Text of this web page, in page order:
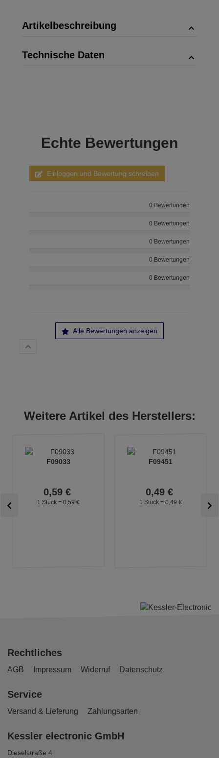
Artikelbeschreibung
Technische Daten
Echte Bewertungen
Einloggen und Bewertung schreiben
0 Bewertungen
0 Bewertungen
0 Bewertungen
0 Bewertungen
0 Bewertungen
Alle Bewertungen anzeigen
Weitere Artikel des Herstellers:
F09033
0,59 €
1 Stück = 0, 59 €
F09451
0,49 €
1 Stück = 0, 49 €
Rechtliches
AGB Impressum Widerruf Datenschutz
Service
Versand & Lieferung Zahlungsarten
Kessler electronic GmbH
Dieselstraße 4